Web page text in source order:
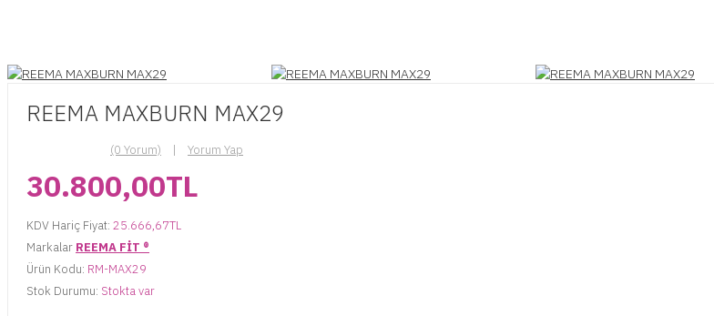
REEMA MAXBURN MAX29
(0 Yorum) Yorum Yap
30.800,00TL
KDV Hariç Fiyat: 25.666,67TL
Markalar REEMA FİT ®️
Ürün Kodu: RM-MAX29
Stok Durumu: Stokta var